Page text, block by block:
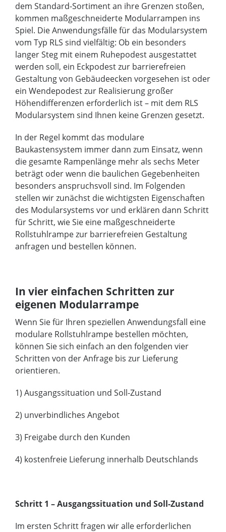
dem Standard-Sortiment an ihre Grenzen stoßen,
kommen maßgeschneiderte Modularrampen ins
Spiel. Die Anwendungsfälle für das Modularsystem
vom Typ RLS sind vielfältig: Ob ein besonders
langer Steg mit einem Ruhepodest ausgestattet
werden soll, ein Eckpodest zur barrierefreien
Gestaltung von Gebäudeecken vorgesehen ist oder
ein Wendepodest zur Realisierung großer
Höhendifferenzen erforderlich ist – mit dem RLS
Modularsystem sind Ihnen keine Grenzen gesetzt.
In der Regel kommt das modulare
Baukastensystem immer dann zum Einsatz, wenn
die gesamte Rampenlänge mehr als sechs Meter
beträgt oder wenn die baulichen Gegebenheiten
besonders anspruchsvoll sind. Im Folgenden
stellen wir zunächst die wichtigsten Eigenschaften
des Modularsystems vor und erklären dann Schritt
für Schritt, wie Sie eine maßgeschneiderte
Rollstuhlrampe zur barrierefreien Gestaltung
anfragen und bestellen können.
In vier einfachen Schritten zur
eigenen Modularrampe
Wenn Sie für Ihren speziellen Anwendungsfall eine
modulare Rollstuhlrampe bestellen möchten,
können Sie sich einfach an den folgenden vier
Schritten von der Anfrage bis zur Lieferung
orientieren.
1) Ausgangssituation und Soll-Zustand
2) unverbindliches Angebot
3) Freigabe durch den Kunden
4) kostenfreie Lieferung innerhalb Deutschlands
Schritt 1 – Ausgangssituation und Soll-Zustand
Im ersten Schritt fragen wir alle erforderlichen